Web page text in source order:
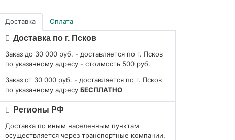
Доставка Оплата
Доставка по г. Псков
Заказ до 30 000 руб. - доставляется по г. Псков
по указанному адресу - стоимость 500 руб.
Заказ от 30 000 руб. - доставляется по г. Псков
по указанному адресу БЕСПЛАТНО
Регионы РФ
Доставка по иным населенным пунктам
осуществляется через транспортные компании.